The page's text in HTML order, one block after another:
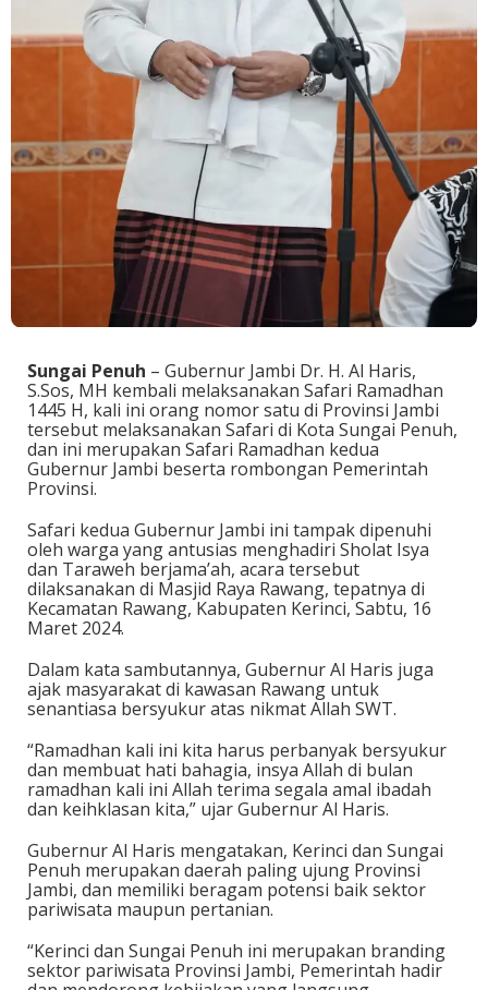
Sungai Penuh – Gubernur Jambi Dr. H. Al Haris,
S.Sos, MH kembali melaksanakan Safari Ramadhan
1445 H, kali ini orang nomor satu di Provinsi Jambi
tersebut melaksanakan Safari di Kota Sungai Penuh,
dan ini merupakan Safari Ramadhan kedua
Gubernur Jambi beserta rombongan Pemerintah
Provinsi.
Safari kedua Gubernur Jambi ini tampak dipenuhi
oleh warga yang antusias menghadiri Sholat Isya
dan Taraweh berjama’ah, acara tersebut
dilaksanakan di Masjid Raya Rawang, tepatnya di
Kecamatan Rawang, Kabupaten Kerinci, Sabtu, 16
Maret 2024.
Dalam kata sambutannya, Gubernur Al Haris juga
ajak masyarakat di kawasan Rawang untuk
senantiasa bersyukur atas nikmat Allah SWT.
“Ramadhan kali ini kita harus perbanyak bersyukur
dan membuat hati bahagia, insya Allah di bulan
ramadhan kali ini Allah terima segala amal ibadah
dan keihklasan kita,” ujar Gubernur Al Haris.
Gubernur Al Haris mengatakan, Kerinci dan Sungai
Penuh merupakan daerah paling ujung Provinsi
Jambi, dan memiliki beragam potensi baik sektor
pariwisata maupun pertanian.
“Kerinci dan Sungai Penuh ini merupakan branding
sektor pariwisata Provinsi Jambi, Pemerintah hadir